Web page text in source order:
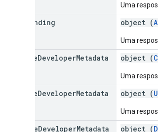
Uma
Banding object (
Uma
createDeveloperMetadata object (
Uma
updateDeveloperMetadata object (
Uma
deleteDeveloperMetadata object (